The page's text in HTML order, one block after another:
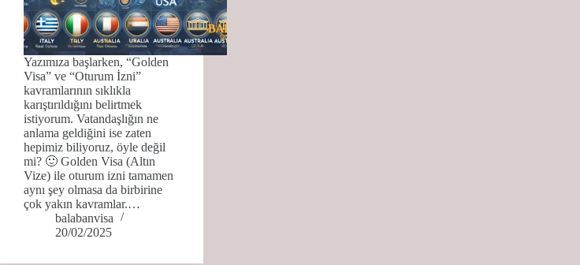
Yazımıza başlarken, “Golden
Visa” ve “Oturum İzni”
kavramlarının sıklıkla
karıştırıldığını belirtmek
istiyorum. Vatandaşlığın ne
anlama geldiğini ise zaten
hepimiz biliyoruz, öyle değil
mi? 🙂 Golden Visa (Altın
Vize) ile oturum izni tamamen
aynı şey olmasa da birbirine
çok yakın kavramlar.…
balabanvisa
20/02/2025